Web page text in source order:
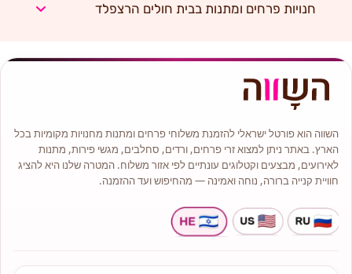
חנויות פרחים ומתנות בבית חולים הרצפלד
השווה הוא פורטל ישראלי להזמנת משלוחי פרחים ומתנות מחנויות מקומיות בכל
הארץ. באתר ניתן למצוא זרי פרחים, ורדים, סחלבים, מגשי פירות, מתנות
לאירועים, מבצעים וקטלוגים עונתיים לפי אזור משלוח. המטרה שלנו היא להציג
חוויית קנייה ברורה, נוחה ואמינה — מהחיפוש ועד ההזמנה.